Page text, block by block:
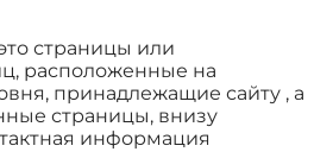
страницы или
расположенные на
принадлежащие сайту , а
страницы, внизу
информация